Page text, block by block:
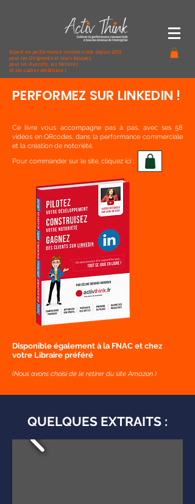
Expert en performance commerciale depuis 2011
pour les Dirigeants et leurs équipes,
pour les Avocats, les Notaires
et les cadres ambitieux !
PERFORMEZ SUR LINKEDIN !
Ce livre vous accompagne pas à pas, avec ses 58
vidéos en QRcodes, dans la performance commerciale
et la création de notoriété.
Pour commander sur le site, cliquez ici :
Disponible également à la FNAC et chez
votre Libraire préféré
(Nous avons choisi de le retirer du site Amazon )
QUELQUES EXTRAITS :